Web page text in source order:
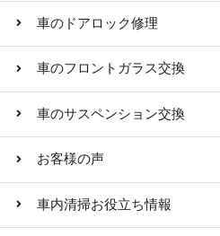
車のドアロック修理
車のフロントガラス交換
車のサスペンション交換
お客様の声
車内清掃お役立ち情報